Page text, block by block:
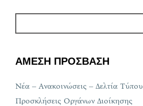
ΑΜΕΣΗ ΠΡΟΣΒΑΣΗ
Νέα – Ανακοινώσεις – Δελτία Τύπου
Προσκλήσεις Οργάνων Διοίκησης